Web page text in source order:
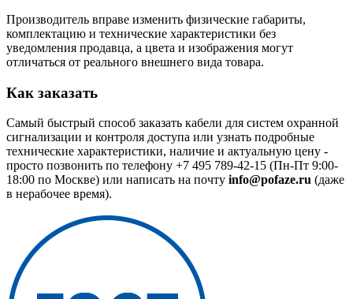
Производитель вправе изменить физические габариты,
комплектацию и технические характеристики без
уведомления продавца, а цвета и изображения могут
отличаться от реального внешнего вида товара.
Как заказать
Самый быстрый способ заказать кабели для систем охранной
сигнализации и контроля доступа или узнать подробные
технические характеристики, наличие и актуальную цену -
просто позвонить по телефону +7 495 789-42-15 (Пн-Пт 9:00-
18:00 по Москве) или написать на почту info@pofaze.ru (даже
в нерабочее время).